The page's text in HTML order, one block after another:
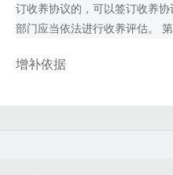
订收养协议的，可以签订收养
部门应当依法进行收养评估。
增补依据